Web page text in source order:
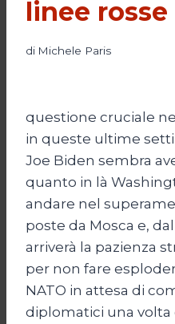
linee rosse
di Michele Paris
questione cruciale
in queste ultime
Joe Biden sembra
quanto in là
andare nel
poste da Mosca e,
arriverà la pazienza
per non fare
NATO in attesa di
diplomatici una volta